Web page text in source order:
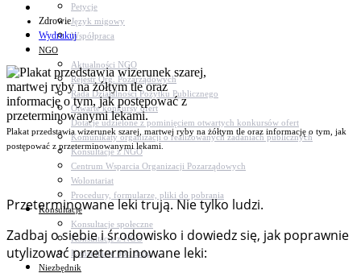
Petycje
Język migowy
Współpraca
NGO
Aktualności NGO
Rejestr Org. Pozarządowych
Rada Działalności Pożytku Publicznego
Otwarte konkursy ofert
Dotacje udzielone z pominięciem otwartych konkursów ofert
Komunikaty organizacji o realizowanych zadaniach publicznych
Konsultacje z NGO
Centrum Wsparcia Organizacji Pozarządowych
Wolontariat
Procedury, formularze, pliki do pobrania
Konsultacje
Konsultacje społeczne
Konsultacje z NGO
Konsultacje dot. dróg
Niezbędnik
Zdrowie
Wydrukuj
Plakat przedstawia wizerunek szarej, martwej ryby na żółtym tle oraz informację o tym, jak
postępować z przeterminowanymi lekami.
Przeterminowane leki trują. Nie tylko ludzi.
Zadbaj o siebie i środowisko i dowiedz się, jak poprawnie
utylizować przeterminowane leki: